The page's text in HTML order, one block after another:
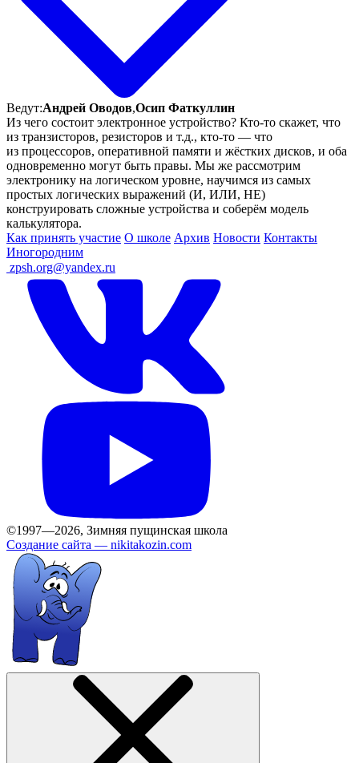
Ведут:Андрей Оводов,Осип Фаткуллин
Из чего состоит электронное устройство? Кто-то скажет, что
из транзисторов, резисторов и т.д., кто-то — что
из процессоров, оперативной памяти и жёстких дисков, и оба
одновременно могут быть правы. Мы же рассмотрим
электронику на логическом уровне, научимся из самых
простых логических выражений (И, ИЛИ, НЕ)
конструировать сложные устройства и соберём модель
калькулятора.
Как принять участие О школе Архив Новости Контакты
Иногородним
zpsh.org@yandex.ru
©1997—2026, Зимняя пущинская школа
Создание сайта — nikitakozin.com